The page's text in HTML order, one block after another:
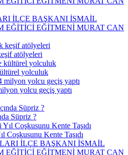
İLÇE BAŞKANI İSMAİL
EĞİTİCİ EĞİTMENİ MURAT CAN
atölyeleri
yolculuk
yolcu geçiş yaptı
Süpriz ?
Coşkusunu Kente Taşıdı